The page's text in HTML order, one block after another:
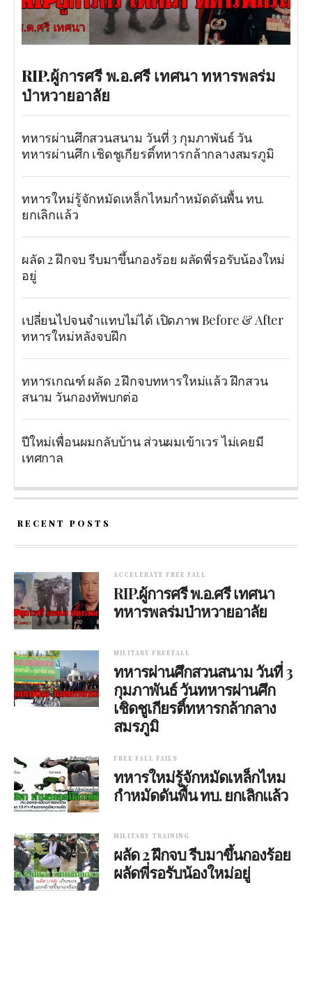
RIP.ผู้การศรี พ.อ.ศรี เทศนา ทหารพลร่ม
ป่าหวายอาลัย
ทหารผ่านศึกสวนสนาม วันที่ 3 กุมภาพันธ์ วัน
ทหารผ่านศึก เชิดชูเกียรติ์ทหารกล้ากลางสมรภูมิ
ทหารใหม่รู้จักหมัดเหล็กไหมกำหมัดดันพื้น ทบ.
ยกเลิกแล้ว
ผลัด 2 ฝึกจบ รีบมาขึ้นกองร้อย ผลัดพี่รอรับน้องใหม่
อยู่
เปลี่ยนไปจนจำแทบไม่ได้ เปิดภาพ Before & After
ทหารใหม่หลังจบฝึก
ทหารเกณฑ์ ผลัด 2 ฝึกจบทหารใหม่แล้ว ฝึกสวน
สนาม วันกองทัพบกต่อ
ปีใหม่เพื่อนผมกลับบ้าน ส่วนผมเข้าเวร ไม่เคยมี
เทศกาล
RECENT POSTS
ACCELERATE FREE FALL
RIP.ผู้การศรี พ.อ.ศรี เทศนา
ทหารพลร่มป่าหวายอาลัย
MILITARY FREEFALL
ทหารผ่านศึกสวนสนาม วันที่ 3
กุมภาพันธ์ วันทหารผ่านศึก
เชิดชูเกียรติ์ทหารกล้ากลาง
สมรภูมิ
FREE FALL FAILS
ทหารใหม่รู้จักหมัดเหล็กไหม
กำหมัดดันพื้น ทบ. ยกเลิกแล้ว
MILITARY TRAINING
ผลัด 2 ฝึกจบ รีบมาขึ้นกองร้อย
ผลัดพี่รอรับน้องใหม่อยู่